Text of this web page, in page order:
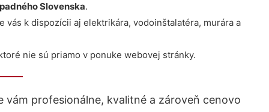
Slovenska.
vás k dispozícii aj elektrikára, vodoinštalatéra, murára a
nie sú priamo v ponuke webovej stránky.
vám profesionálne, kvalitné a zároveň cenovo